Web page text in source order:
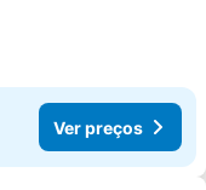
Ver preços